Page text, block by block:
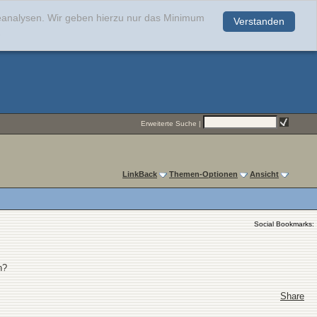
Verstanden
Wir geben hierzu nur das Minimum
Erweiterte Suche |
LinkBack Themen-Optionen Ansicht
Social Bookmarks:
Share